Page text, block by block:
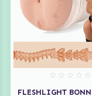
FLESHLIGHT